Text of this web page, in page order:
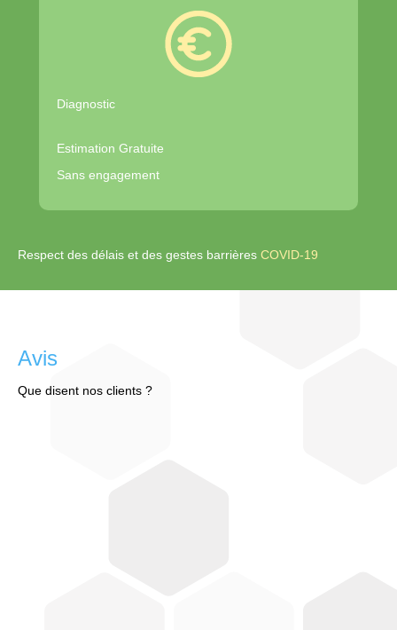
Diagnostic
Estimation Gratuite
Sans engagement
Respect des délais et des gestes barrières COVID-19
Avis
Que disent nos clients ?